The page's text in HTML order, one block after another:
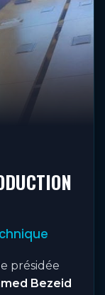
présidée
Bezeid